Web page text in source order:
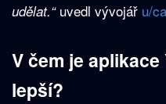
udělat.“uvedl vývojář u/
V čem je aplikace
lepší?